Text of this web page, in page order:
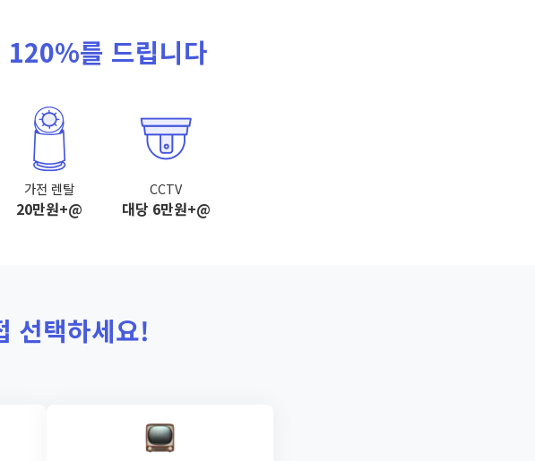
120%를 드립니다
가전 렌탈
20만원+@
CCTV
대당 6만원+@
선택하세요!